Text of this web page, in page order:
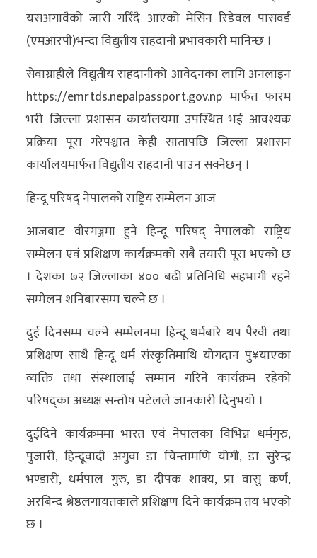
भिडियो
यसअगावैको जारी गरिँदै आएको मेसिन रिडेवल पासवर्ड
(एमआरपी)भन्दा विद्युतीय राहदानी प्रभावकारी मानिन्छ ।
सेवाग्राहीले विद्युतीय राहदानीको आवेदनका लागि अनलाइन
https://emrtds.nepalpassport.gov.np मार्फत फारम
भरी जिल्ला प्रशासन कार्यालयमा उपस्थित भई आवश्यक
प्रक्रिया पूरा गरेपश्चात केही सातापछि जिल्ला प्रशासन
कार्यालयमार्फत विद्युतीय राहदानी पाउन सक्नेछन् ।
हिन्दू परिषद् नेपालको राष्ट्रिय सम्मेलन आज
आजबाट वीरगञ्जमा हुने हिन्दू परिषद् नेपालको राष्ट्रिय
सम्मेलन एवं प्रशिक्षण कार्यक्रमको सबै तयारी पूरा भएको छ
। देशका ७२ जिल्लाका ४०० बढी प्रतिनिधि सहभागी रहने
सम्मेलन शनिबारसम्म चल्ने छ ।
दुई दिनसम्म चल्ने सम्मेलनमा हिन्दू धर्मबारे थप पैरवी तथा
प्रशिक्षण साथै हिन्दू धर्म संस्कृतिमाथि योगदान पु¥याएका
व्यक्ति तथा संस्थालाई सम्मान गरिने कार्यक्रम रहेको
परिषद्का अध्यक्ष सन्तोष पटेलले जानकारी दिनुभयो ।
दुईदिने कार्यक्रममा भारत एवं नेपालका विभिन्न धर्मगुरु,
पुजारी, हिन्दूवादी अगुवा डा चिन्तामणि योगी, डा सुरेन्द्र
भण्डारी, धर्मपाल गुरु, डा दीपक शाक्य, प्रा वासु कर्ण,
अरबिन्द श्रेष्ठलगायतकाले प्रशिक्षण दिने कार्यक्रम तय भएको
छ ।